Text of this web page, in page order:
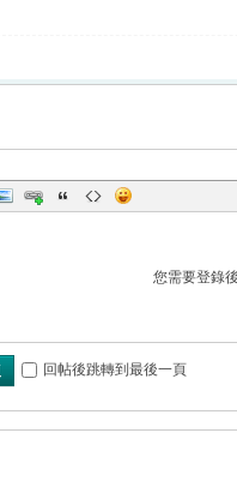
您需要登錄
回帖後跳轉到最後一頁